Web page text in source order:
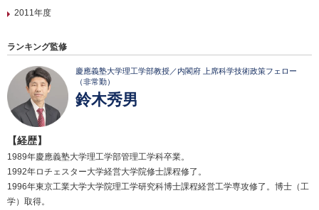
2011年度
ランキング監修
慶應義塾大学理工学部教授／内閣府 上席科学技術政策フェロー
（非常勤）
鈴木秀男
【経歴】
1989年慶應義塾大学理工学部管理工学科卒業。
1992年ロチェスター大学経営大学院修士課程修了。
1996年東京工業大学大学院理工学研究科博士課程経営工学専攻修了。博士（工
学）取得。